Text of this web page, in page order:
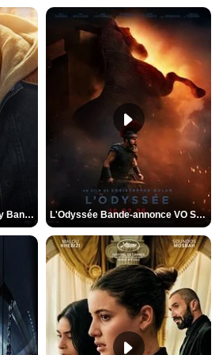
Spider-Man: Brand New Day Bande-annonce VO STFR L'Odyssée Bande-annonce VO STFR